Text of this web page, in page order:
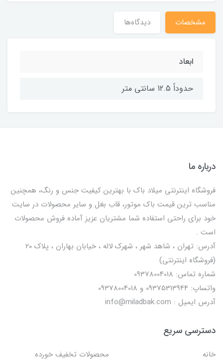
مشخصات دیدگاه‌ها
ابعاد
حدوداً 12.5 سانتی متر
درباره ما
فروشگاه اینترنتی میلاد باک با بهترین کیفیت جنس و رنگ، همچنین
مناسب ترین قیمت باک موتور، قاب بغل و سایر محصولات در سایت
خود برای راحتی استفاده شما مشتریان عزیز آماده فروش محصولات
است .
آدرس: تهران ، شاهد شهر ، شهرک لاله ، خیابان بهاران ، پلاک ۲۰
(فروشگاه اینترنتی)
شماره تماس: 09378004018
واتساپ: 09375313944 و 09378004018
آدرس ایمیل : info@miladbak.com
دسترسی سریع
خانه محصولات تخفیف خورده